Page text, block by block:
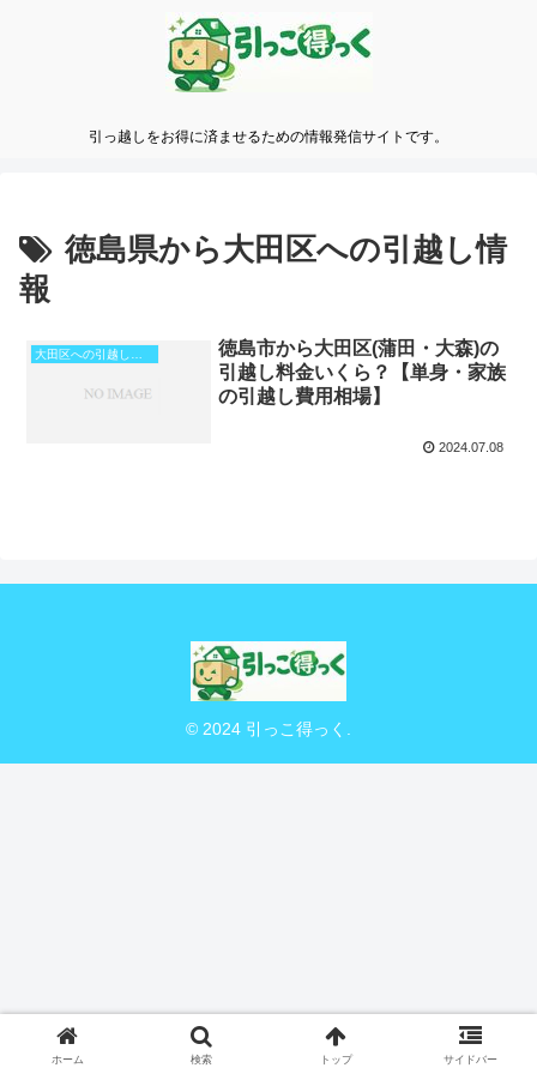
引っ越しをお得に済ませるための情報発信サイトです。
徳島県から大田区への引越し情
報
徳島市から大田区(蒲田・大森)の
引越し料金いくら？【単身・家族
の引越し費用相場】
2024.07.08
© 2024 引っこ得っく.
ホーム 検索 トップ サイドバー